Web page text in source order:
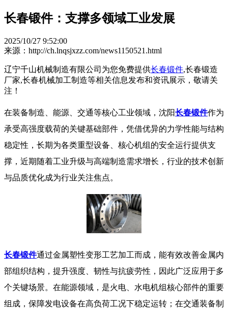
长春锻件：支撑多领域工业发展
2025/10/27 9:52:00
来源：http://ch.lnqsjxzz.com/news1150521.html
辽宁千山机械制造有限公司为您免费提供长春锻件,长春锻造
厂家,长春机械加工制造等相关信息发布和资讯展示，敬请关
注！
在装备制造、能源、交通等核心工业领域，沈阳长春锻件作为
承受高强度载荷的关键基础部件，凭借优异的力学性能与结构
稳定性，长期为各类重型设备、核心机组的安全运行提供支
撑，近期随着工业升级与高端制造需求增长，行业的技术创新
与品质优化成为行业关注焦点。​
长春锻件通过金属塑性变形工艺加工而成，能有效改善金属内
部组织结构，提升强度、韧性与抗疲劳性，因此广泛应用于多
个关键场景。在能源领域，是火电、水电机组核心部件的重要
组成，保障发电设备在高负荷工况下稳定运转；在交通装备制